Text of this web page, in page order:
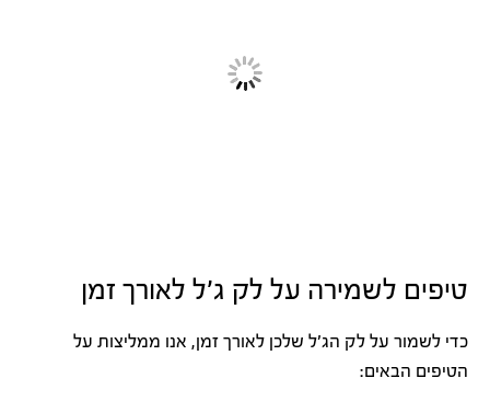
טיפים לשמירה על לק ג'ל לאורך זמן
כדי לשמור על לק הג'ל שלכן לאורך זמן, אנו ממליצות על
הטיפים הבאים: